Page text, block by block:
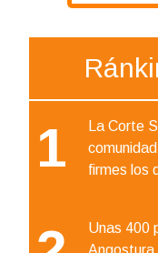
1
La Corte
firmes los
Unas 400